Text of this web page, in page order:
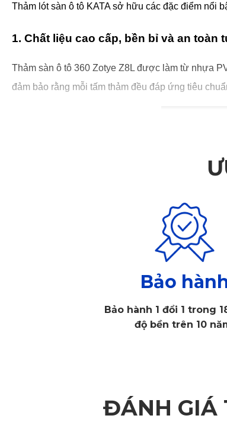
Thảm lót sàn ô tô KATA sở hữu các đặc điểm nổi
1. Chất liệu cao cấp, bền bỉ và an toàn
Thảm sàn ô tô 360 Zotye Z8L được làm từ nhựa
đảm bảo rằng mỗi tấm thảm đều đáp ứng tiêu
Bảo
Bảo hành 1 đổi 1 trong
độ bền trên 10
ĐÁNH GIÁ